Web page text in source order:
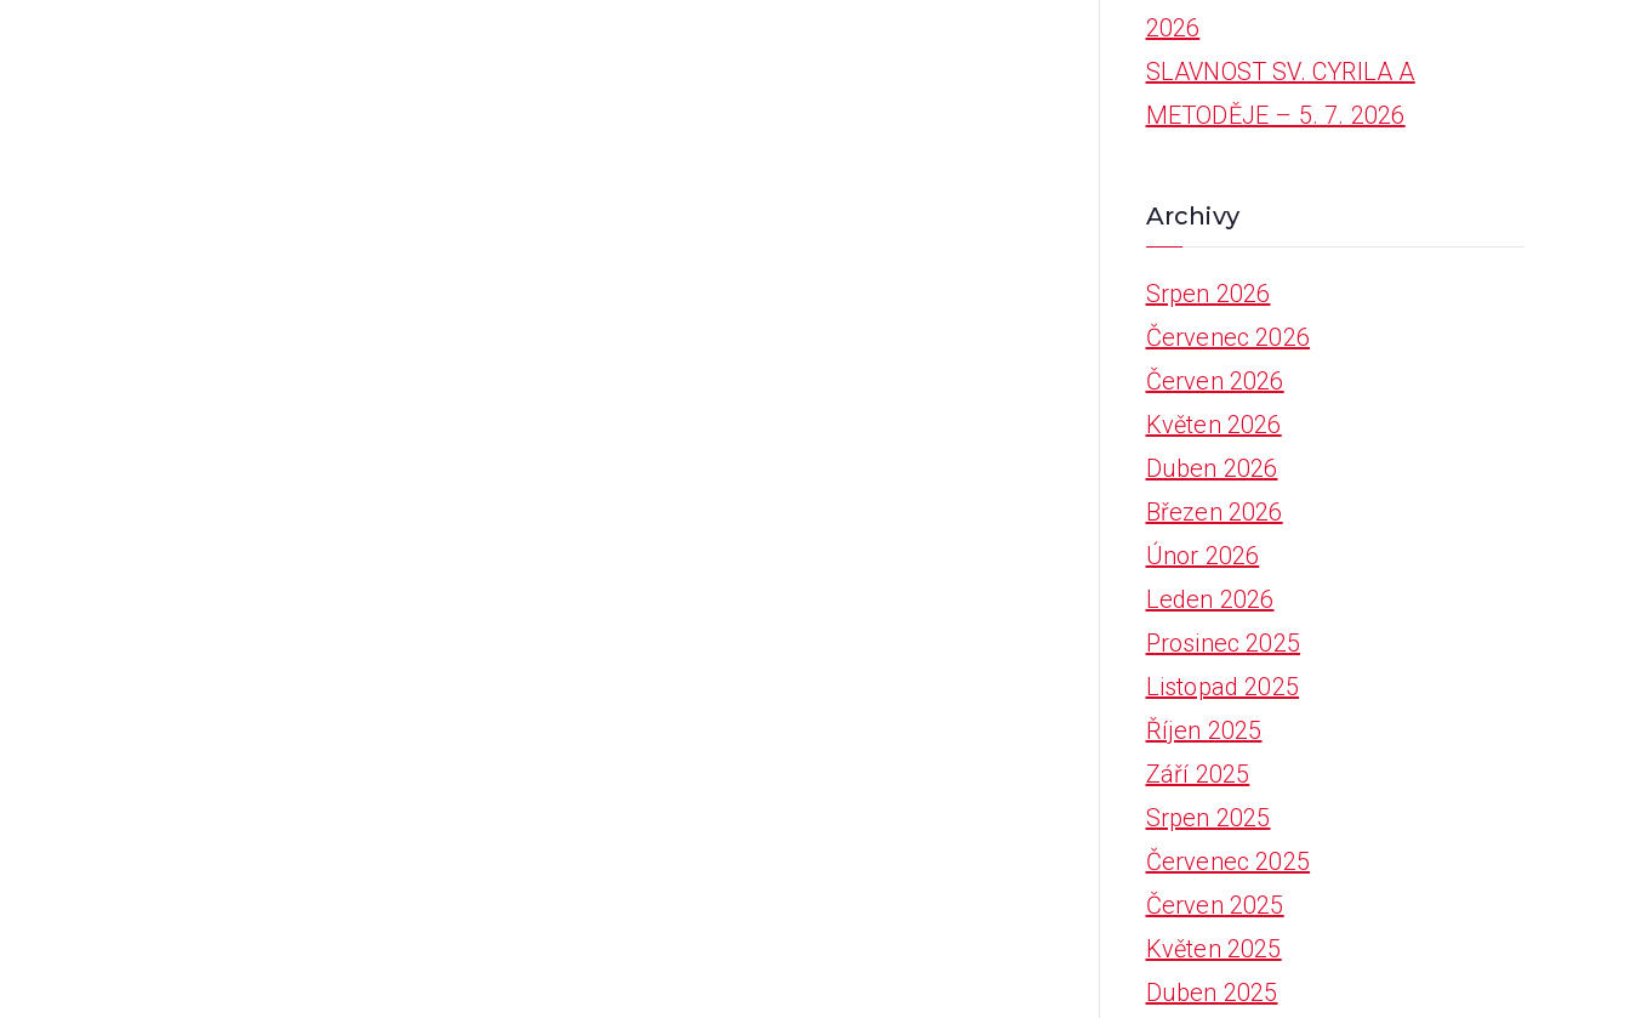
2026
SLAVNOST SV. CYRILA A
METODĚJE – 5. 7. 2026
Archivy
Srpen 2026
Červenec 2026
Červen 2026
Květen 2026
Duben 2026
Březen 2026
Únor 2026
Leden 2026
Prosinec 2025
Listopad 2025
Říjen 2025
Září 2025
Srpen 2025
Červenec 2025
Červen 2025
Květen 2025
Duben 2025